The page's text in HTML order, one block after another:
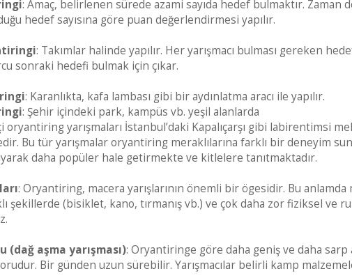
: Amaç, belirlenen sürede azami sayıda hedef bulmaktır. Zaman
hedef sayısına göre puan değerlendirmesi yapılır.
: Takımlar halinde yapılır. Her yarışmacı bulması gereken
sonraki hedefi bulmak için çıkar.
: Karanlıkta, kafa lambası gibi bir aydınlatma aracı ile yapılır.
: Şehir içindeki park, kampüs vb. yeşil alanlarda
oryantiring yarışmaları İstanbul’daki Kapalıçarşı gibi labirentimsi
Bu tür yarışmalar oryantiring meraklılarına farklı bir deneyim
daha popüler hale getirmekte ve kitlelere tanıtmaktadır.
: Oryantiring, macera yarışlarının önemli bir ögesidir. Bu anlamda
şekillerde (bisiklet, kano, tırmanış vb.) ve çok daha zor fiziksel ve
(dağ aşma yarışması): Oryantiringe göre daha geniş ve daha sarp
Bir günden uzun sürebilir. Yarışmacılar belirli kamp